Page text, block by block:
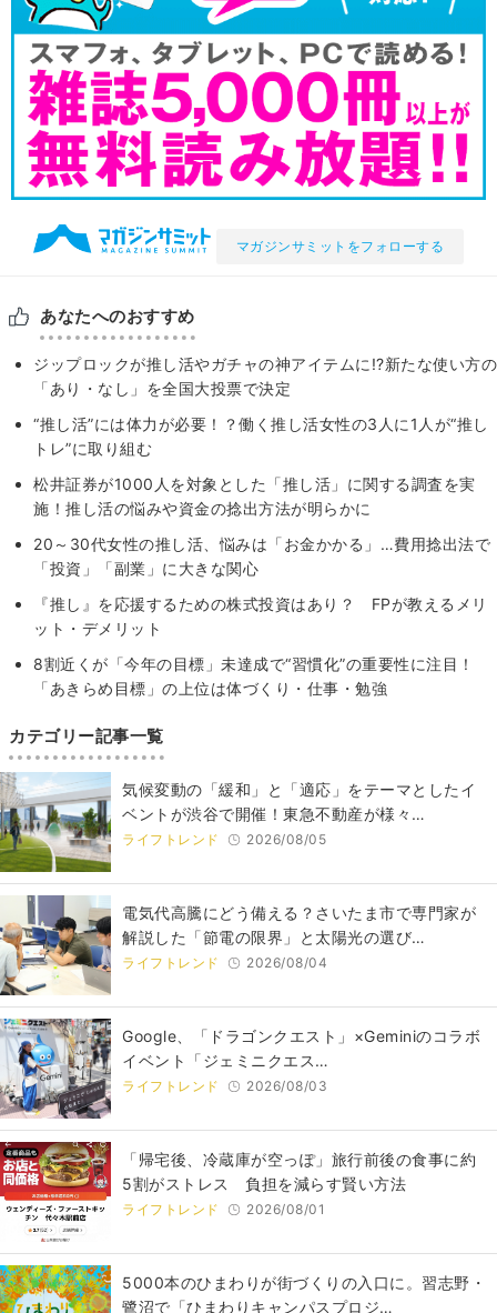
マガジンサミットをフォローする
あなたへのおすすめ
ジップロックが推し活やガチャの神アイテムに!?新たな使い方の
「あり・なし」を全国大投票で決定
“推し活”には体力が必要！？働く推し活女性の3人に1人が“推し
トレ”に取り組む
松井証券が1000人を対象とした「推し活」に関する調査を実
施！推し活の悩みや資金の捻出方法が明らかに
20～30代女性の推し活、悩みは「お金かかる」…費用捻出法で
「投資」「副業」に大きな関心
『推し』を応援するための株式投資はあり？ FPが教えるメリ
ット・デメリット
8割近くが「今年の目標」未達成で“習慣化”の重要性に注目！
「あきらめ目標」の上位は体づくり・仕事・勉強
カテゴリー記事一覧
気候変動の「緩和」と「適応」をテーマとしたイ
ベントが渋谷で開催！東急不動産が様々…
ライフトレンド 2026/08/05
電気代高騰にどう備える？さいたま市で専門家が
解説した「節電の限界」と太陽光の選び…
ライフトレンド 2026/08/04
Google、「ドラゴンクエスト」×Geminiのコラボ
イベント「ジェミニクエス…
ライフトレンド 2026/08/03
「帰宅後、冷蔵庫が空っぽ」旅行前後の食事に約
5割がストレス 負担を減らす賢い方法
ライフトレンド 2026/08/01
5000本のひまわりが街づくりの入口に。習志野・
鷺沼で「ひまわりキャンパスプロジ…